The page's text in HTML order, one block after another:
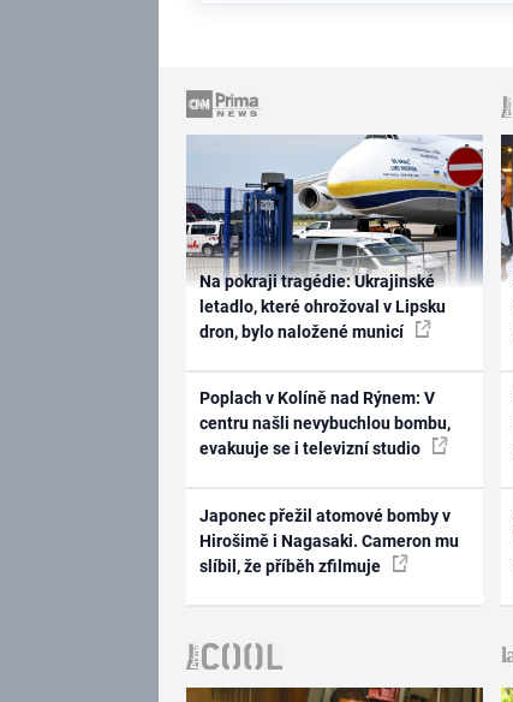
Na pokraji tragédie: Ukrajinské
letadlo, které ohrožoval v Lipsku
dron, bylo naložené municí
Poplach v Kolíně nad Rýnem: V
centru našli nevybuchlou bombu,
evakuuje se i televizní studio
Japonec přežil atomové bomby v
Hirošimě i Nagasaki. Cameron mu
slíbil, že příběh zfilmuje